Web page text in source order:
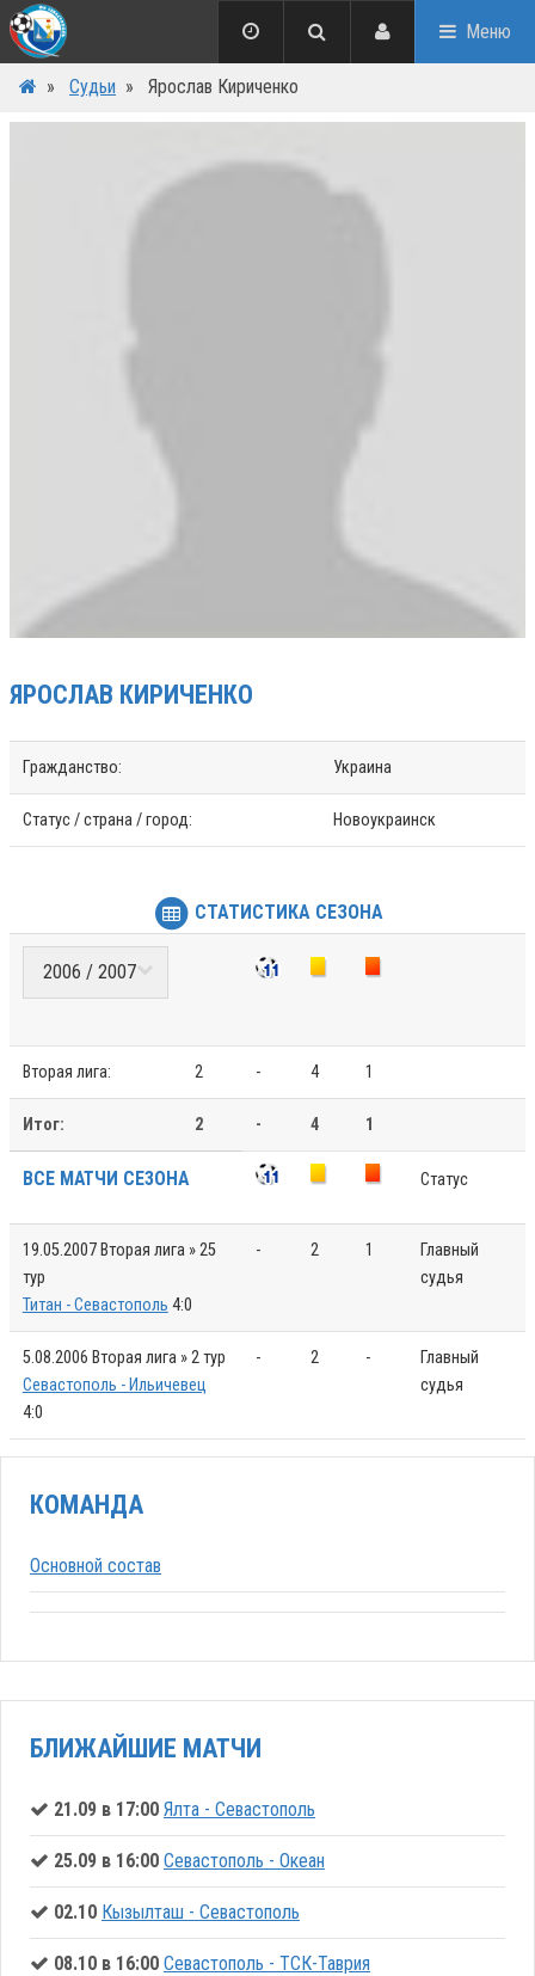
Меню
» Судьи » Ярослав Кириченко
ЯРОСЛАВ КИРИЧЕНКО
Гражданство: Украина
Статус / страна / город: Новоукраинск
СТАТИСТИКА СЕЗОНА
Вторая лига: 2 - 4 1
Итог: 2 - 4 1
ВСЕ МАТЧИ СЕЗОНА Статус
19.05.2007 Вторая лига » 25
тур
Титан - Севастополь 4:0
- 2 1
Главный
судья
5.08.2006 Вторая лига » 2 тур
Севастополь - Ильичевец
4:0
- 2 -
Главный
судья
КОМАНДА
Основной состав
БЛИЖАЙШИЕ МАТЧИ
21.09 в 17:00 Ялта - Севастополь
25.09 в 16:00 Севастополь - Океан
02.10 Кызылташ - Севастополь
08.10 в 16:00 Севастополь - ТСК-Таврия